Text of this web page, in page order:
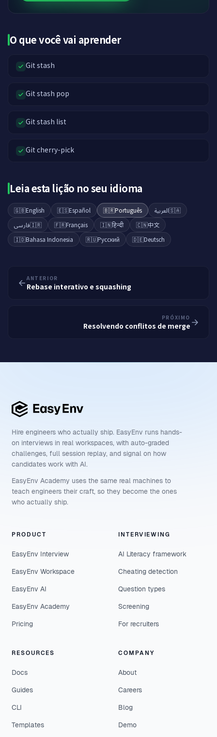
O que você vai aprender
Git stash
Git stash pop
Git stash list
Git cherry-pick
Leia esta lição no seu idioma
🇬🇧English 🇪🇸Español 🇧🇷Português 🇸🇦العربية
🇮🇷فارسی 🇫🇷Français 🇮🇳हिन्दी 🇨🇳中文
🇮🇩Bahasa Indonesia 🇷🇺Русский 🇩🇪Deutsch
ANTERIOR
Rebase interativo e squashing
PRÓXIMO
Resolvendo conflitos de merge
Hire engineers who actually ship. EasyEnv runs hands-
on interviews in real workspaces, with auto-graded
challenges, full session replay, and signal on how
candidates work with AI.
EasyEnv Academy uses the same real machines to
teach engineers their craft, so they become the ones
who actually ship.
PRODUCT
EasyEnv Interview
EasyEnv Workspace
EasyEnv AI
EasyEnv Academy
Pricing
INTERVIEWING
AI Literacy framework
Cheating detection
Question types
Screening
For recruiters
RESOURCES
Docs
Guides
CLI
Templates
COMPANY
About
Careers
Blog
Demo